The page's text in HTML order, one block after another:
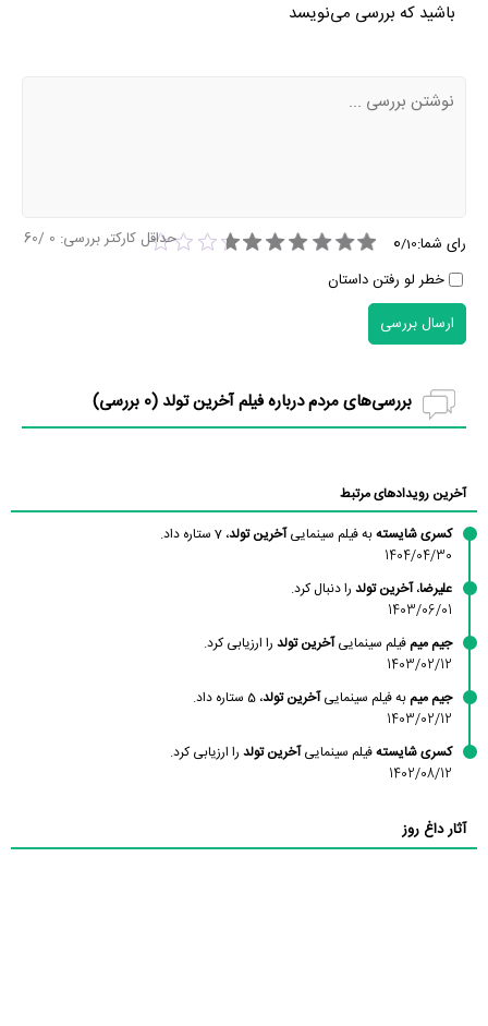
باشید که بررسی می‌نویسد
رای شما: 0/10
خطر لو رفتن داستان
حداقل کارکتر بررسی: 0
/60
ارسال بررسی
بررسی‌های مردم درباره فیلم آخرین تولد (0 بررسی)
آخرین رویدادهای مرتبط
کسری شایستهبه فیلم سینماییآخرین تولد، 7 ستاره داد.
1404/04/30
علیرضا،آخرین تولد را دنبال کرد.
1403/06/01
جیم میمفیلم سینماییآخرین تولد را ارزیابی کرد.
1403/02/12
جیم میمبه فیلم سینماییآخرین تولد، 5 ستاره داد.
1403/02/12
کسری شایستهفیلم سینماییآخرین تولد را ارزیابی کرد.
1402/08/12
آثار داغ روز